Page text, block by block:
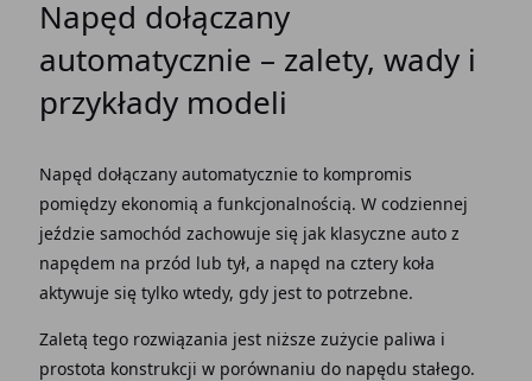
Napęd dołączany
automatycznie – zalety, wady i
przykłady modeli
Napęd dołączany automatycznieto kompromis
pomiędzy ekonomią a funkcjonalnością. W codziennej
jeździe samochód zachowuje się jak klasyczne auto z
napędem na przód lub tył, a napęd na cztery koła
aktywuje się tylko wtedy, gdy jest to potrzebne.
Zaletą tego rozwiązania jest niższe zużycie paliwa i
prostota konstrukcji w porównaniu do napędu stałego.